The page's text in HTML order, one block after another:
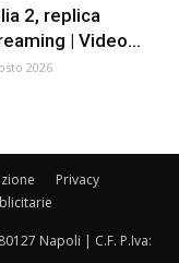
2, replica
| Video...
2026
Privacy
Napoli | C.F. P.Iva: